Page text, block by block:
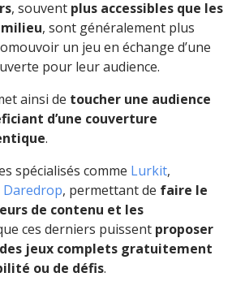
, souvent plus accessibles que les
, sont généralement plus
un jeu en échange d’une
pour leur audience.
ainsi de toucher une audience
d’une couverture
.
spécialisés comme Lurkit,
Daredrop, permettant de faire le
de contenu et les
ces derniers puissent proposer
jeux complets gratuitement
ou de défis.